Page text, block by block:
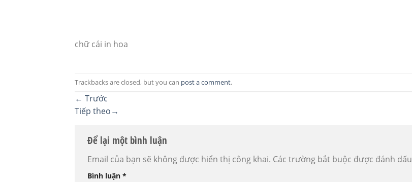
chữ cái in hoa
Trackbacks are closed, but you can post a comment.
← Trước
Tiếp theo→
Để lại một bình luận
Email của bạn sẽ không được hiển thị công khai. Các trường bắt buộc được đánh dấu
Bình luận *